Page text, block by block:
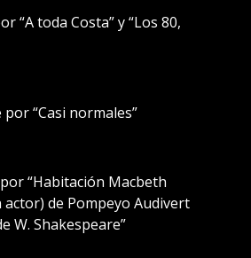
“A toda Costa” y “Los 80,
“Casi normales”
“Habitación Macbeth
de Pompeyo Audivert
W. Shakespeare”